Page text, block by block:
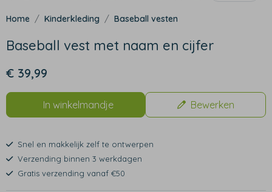
Kinderkleding Baseball vesten
Baseball vest met naam en cijfer
€ 39,99
In winkelmandje Bewerken
Snel en makkelijk zelf te ontwerpen
Verzending binnen 3 werkdagen
Gratis verzending vanaf €50